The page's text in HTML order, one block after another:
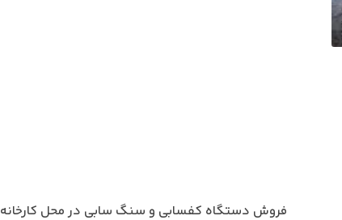
فروش دستگاه کفسابی و سنگ سابی در محل کارخانه